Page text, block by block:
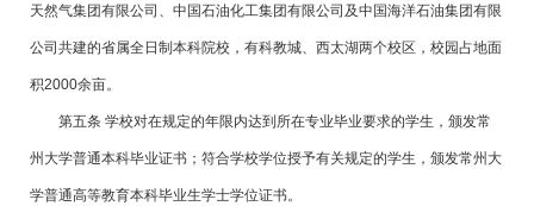
天然气集团有限公司、中国石油化工集团有限公司及中国海洋石油集团有限
公司共建的省属全日制本科院校，有科教城、西太湖两个校区，校园占地面
积2000余亩。
第五条 学校对在规定的年限内达到所在专业毕业要求的学生，颁发常
州大学普通本科毕业证书；符合学校学位授予有关规定的学生，颁发常州大
学普通高等教育本科毕业生学士学位证书。